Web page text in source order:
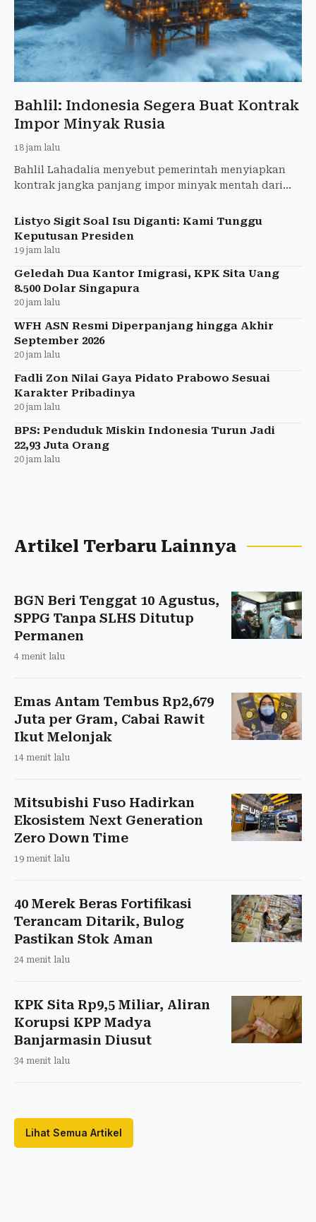
Bahlil: Indonesia Segera Buat Kontrak
Impor Minyak Rusia
18 jam lalu
Bahlil Lahadalia menyebut pemerintah menyiapkan
kontrak jangka panjang impor minyak mentah dari
Listyo Sigit Soal Isu Diganti: Kami Tunggu
Keputusan Presiden
19 jam lalu
Geledah Dua Kantor Imigrasi, KPK Sita Uang
8.500 Dolar Singapura
20 jam lalu
WFH ASN Resmi Diperpanjang hingga Akhir
September 2026
20 jam lalu
Fadli Zon Nilai Gaya Pidato Prabowo Sesuai
Karakter Pribadinya
20 jam lalu
BPS: Penduduk Miskin Indonesia Turun Jadi
22,93 Juta Orang
20 jam lalu
Artikel Terbaru Lainnya
BGN Beri Tenggat 10 Agustus,
SPPG Tanpa SLHS Ditutup
Permanen
4 menit lalu
Emas Antam Tembus Rp2,679
Juta per Gram, Cabai Rawit
Ikut Melonjak
14 menit lalu
Mitsubishi Fuso Hadirkan
Ekosistem Next Generation
Zero Down Time
19 menit lalu
40 Merek Beras Fortifikasi
Terancam Ditarik, Bulog
Pastikan Stok Aman
24 menit lalu
KPK Sita Rp9,5 Miliar, Aliran
Korupsi KPP Madya
Banjarmasin Diusut
34 menit lalu
Lihat Semua Artikel